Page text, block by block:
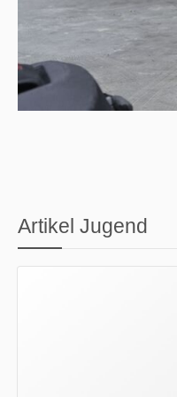
Artikel Jugend